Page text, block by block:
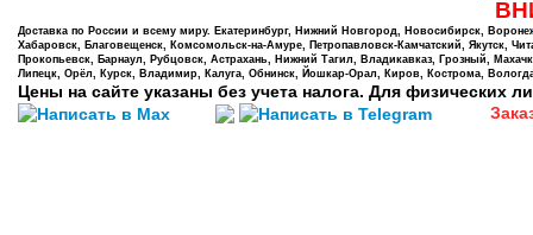
Доставка по России и всему миру. Екатеринбург, Нижний Новгород, Новосибирск,
Хабаровск, Благовещенск, Комсомольск-на-Амуре, Петропавловск-Камчатский, Якутск,
Прокопьевск, Барнаул, Рубцовск, Астрахань, Нижний Тагил, Владикавказ, Грозный,
Липецк, Орёл, Курск, Владимир, Калуга, Обнинск, Йошкар-Орал, Киров, Кострома,
Цены на сайте указаны без учета налога. Для физических